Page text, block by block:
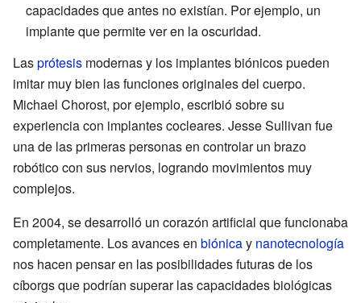
capacidades que antes no existían. Por ejemplo, un
implante que permite ver en la oscuridad.
Lasprótesis modernas y los implantes biónicos pueden
imitar muy bien las funciones originales del cuerpo.
Michael Chorost, por ejemplo, escribió sobre su
experiencia con implantes cocleares. Jesse Sullivan fue
una de las primeras personas en controlar un brazo
robótico con sus nervios, logrando movimientos muy
complejos.
En 2004, se desarrolló un corazón artificial que funcionaba
completamente. Los avances en biónicay nanotecnología
nos hacen pensar en las posibilidades futuras de los
cíborgs que podrían superar las capacidades biológicas